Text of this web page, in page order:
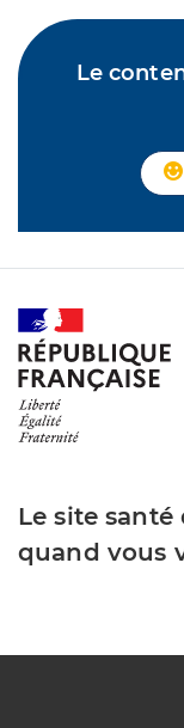
Le
Le site santé
quand vous